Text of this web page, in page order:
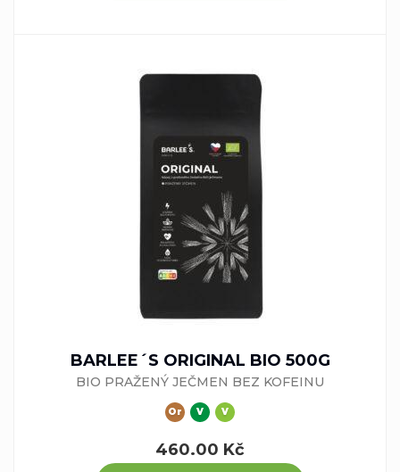
BARLEE´S ORIGINAL BIO 500G
BIO PRAŽENÝ JEČMEN BEZ KOFEINU
Or V V
460.00 Kč